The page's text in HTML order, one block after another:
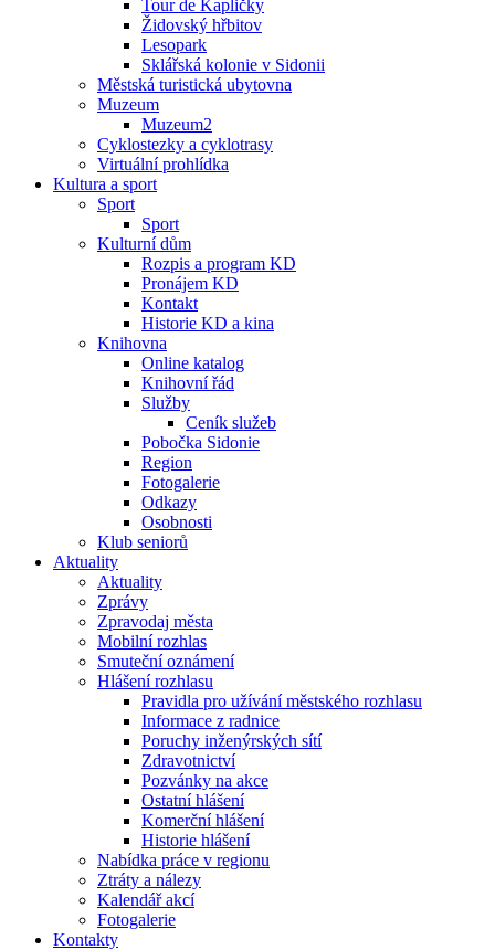
Tour de Kapličky
Židovský hřbitov
Lesopark
Sklářská kolonie v Sidonii
Městská turistická ubytovna
Muzeum
Muzeum2
Cyklostezky a cyklotrasy
Virtuální prohlídka
Kultura a sport
Sport
Sport
Kulturní dům
Rozpis a program KD
Pronájem KD
Kontakt
Historie KD a kina
Knihovna
Online katalog
Knihovní řád
Služby
Ceník služeb
Pobočka Sidonie
Region
Fotogalerie
Odkazy
Osobnosti
Klub seniorů
Aktuality
Aktuality
Zprávy
Zpravodaj města
Mobilní rozhlas
Smuteční oznámení
Hlášení rozhlasu
Pravidla pro užívání městského rozhlasu
Informace z radnice
Poruchy inženýrských sítí
Zdravotnictví
Pozvánky na akce
Ostatní hlášení
Komerční hlášení
Historie hlášení
Nabídka práce v regionu
Ztráty a nálezy
Kalendář akcí
Fotogalerie
Kontakty